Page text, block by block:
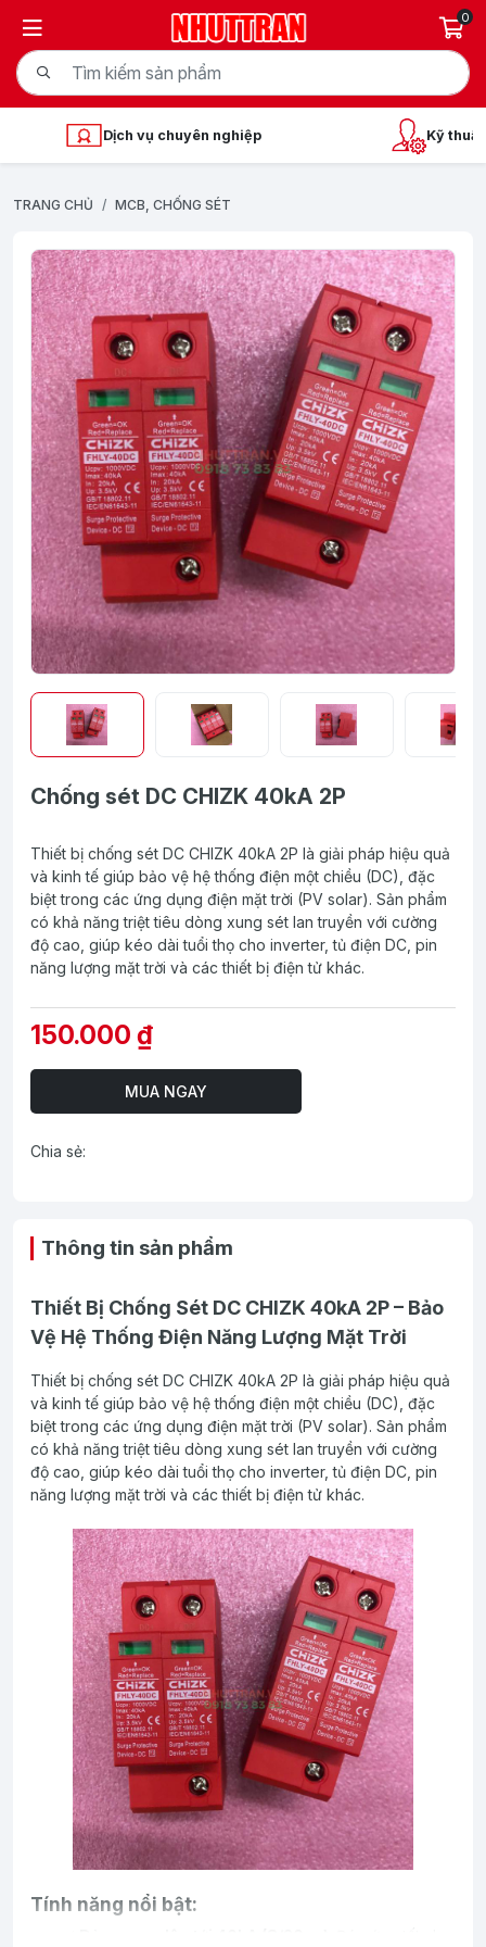
0
Dịch vụ chuyên nghiệp Kỹ
TRANG CHỦ MCB, CHỐNG SÉT
Chống sét DC CHIZK 40kA 2P
Thiết bị chống sét DC CHIZK 40kA 2P là giải pháp hiệu quả
và kinh tế giúp bảo vệ hệ thống điện một chiều (DC), đặc
biệt trong các ứng dụng điện mặt trời (PV solar). Sản phẩm
có khả năng triệt tiêu dòng xung sét lan truyền với cường
độ cao, giúp kéo dài tuổi thọ cho inverter, tủ điện DC, pin
năng lượng mặt trời và các thiết bị điện tử khác.
150.000 ₫
MUA NGAY
Chia sẻ:
Thông tin sản phẩm
Thiết Bị Chống Sét DC CHIZK 40kA 2P – Bảo
Vệ Hệ Thống Điện Năng Lượng Mặt Trời
Thiết bị chống sét DC CHIZK 40kA 2P là giải pháp hiệu quả
và kinh tế giúp bảo vệ hệ thống điện một chiều (DC), đặc
biệt trong các ứng dụng điện mặt trời (PV solar). Sản phẩm
có khả năng triệt tiêu dòng xung sét lan truyền với cường
độ cao, giúp kéo dài tuổi thọ cho inverter, tủ điện DC, pin
năng lượng mặt trời và các thiết bị điện tử khác.
Tính năng nổi bật: